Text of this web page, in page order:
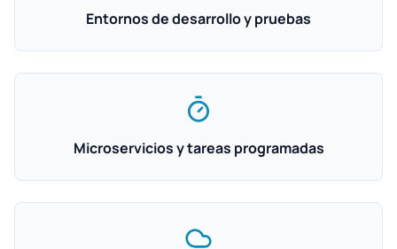
Entornos de desarrollo y pruebas
Microservicios y tareas programadas